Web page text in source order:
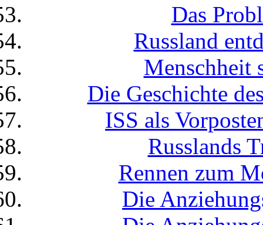
Das
Russland
Menschheit
Die Geschichte
ISS als
Russlands
Rennen zum
Die